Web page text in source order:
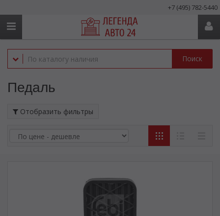
+7 (495) 782-5440
Поиск
Педаль
Отобразить фильтры